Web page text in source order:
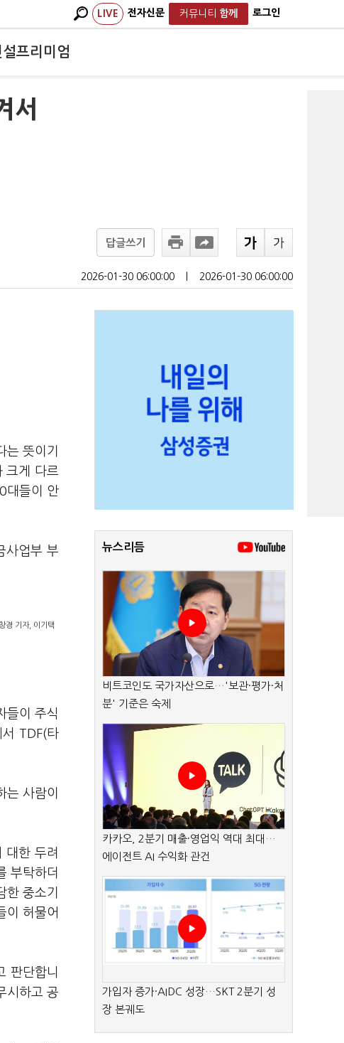
LIVE 전자신문 커뮤니티 함께 로그인
설프리미엄
서
답글쓰기
2026-01-30 06:00:00 2026-01-30 06:00:00
뜻이기
크게 다르
대들이 안
사업부 부
경 기자, 이기택
들이 주식
TDF(타
사람이
대한 두려
부탁하더
중소기
이 허물어
판단합니
시하고 공
뉴스리듬
비트코인도 국가자산으로…'보관·평가·처
분' 기준은 숙제
카카오, 2분기 매출·영업익 역대 최대…
에이전트 AI 수익화 관건
가입자 증가·AIDC 성장…SKT 2분기 성
장 본궤도